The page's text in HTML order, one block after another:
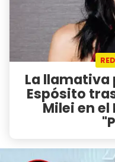
La llamativa
Espósito
Milei en